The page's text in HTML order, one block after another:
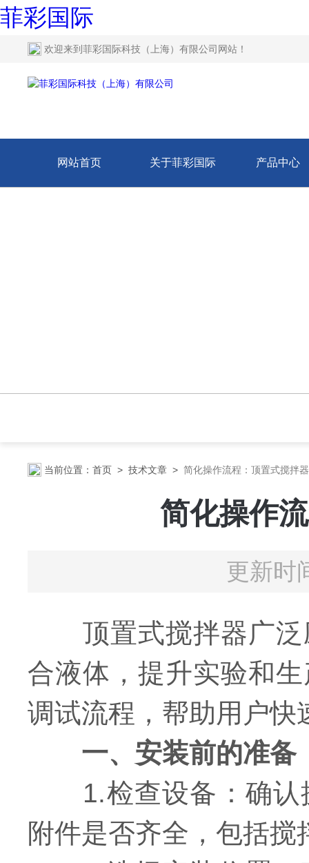
菲彩国际
欢迎来到 菲彩国际科技（上海）有限公司网站 ！
网站首页 关于菲彩国际 产品中心
当前位置： 首页 > 技术文章 > 简化操作流程：顶置式搅拌
简化操作
更新时
顶置式搅拌器广泛
合液体，提升实验和
调试流程，帮助用户快
一、安装前的准备
1.检查设备：确认
附件是否齐全，包括